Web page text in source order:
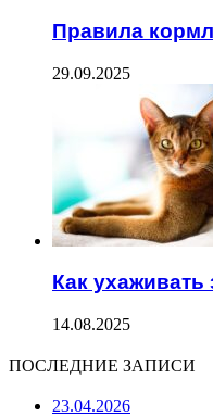
Правила
29.09.2025
Как
14.08.2025
ПОСЛЕДНИЕ ЗАПИСИ
23.04.2026